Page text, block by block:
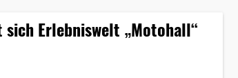
sich Erlebniswelt „Motohall“